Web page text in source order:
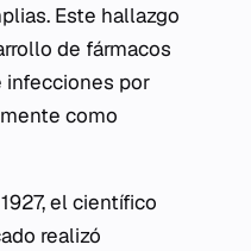
Este hallazgo
de fármacos
infecciones por
como
el científico
realizó